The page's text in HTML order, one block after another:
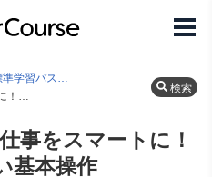
標準コース・標準学習パス一覧
Googleフォームで仕事をスマートに！①押さえておきたい基本操作
検索
事をスマートに！
基本操作